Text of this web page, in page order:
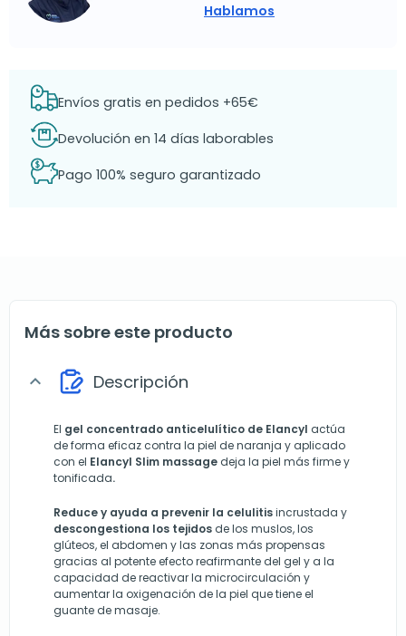
Hablamos
Envíos gratis en pedidos +65€
Devolución en 14 días laborables
Pago 100% seguro garantizado
Más sobre este producto
expand_more Descripción
El gel concentrado anticelulítico de Elancyl actúa
de forma eficaz contra la piel de naranja y aplicado
con el Elancyl Slim massage deja la piel más firme y
tonificada.
Reduce y ayuda a prevenir la celulitisincrustada y
descongestiona los tejidos de los muslos, los
glúteos, el abdomen y las zonas más propensas
gracias al potente efecto reafirmante del gel y a la
capacidad de reactivar la microcirculación y
aumentar la oxigenación de la piel que tiene el
guante de masaje.